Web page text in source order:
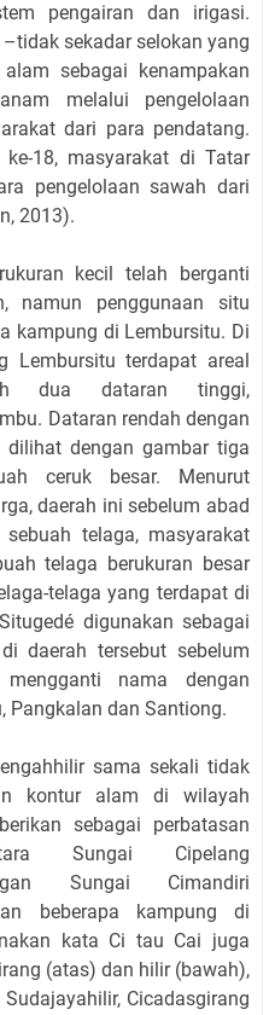
pengairan dan irigasi.
sekadar selokan yang
sebagai kenampakan
melalui pengelolaan
dari para pendatang.
18, masyarakat di Tatar
pengelolaan sawah dari
2013).
kecil telah berganti
namun penggunaan situ
kampung di Lembursitu. Di
Lembursitu terdapat areal
dua dataran tinggi,
Dataran rendah dengan
dengan gambar tiga
ceruk besar. Menurut
daerah ini sebelum abad
telaga, masyarakat
telaga berukuran besar
telaga yang terdapat di
digunakan sebagai
daerah tersebut sebelum
nama dengan
Pangkalan dan Santiong.
sama sekali tidak
kontur alam di wilayah
sebagai perbatasan
Sungai Cipelang
Sungai Cimandiri
beberapa kampung di
kata Ci tau Cai juga
(atas) dan hilir (bawah),
Cicadasgirang